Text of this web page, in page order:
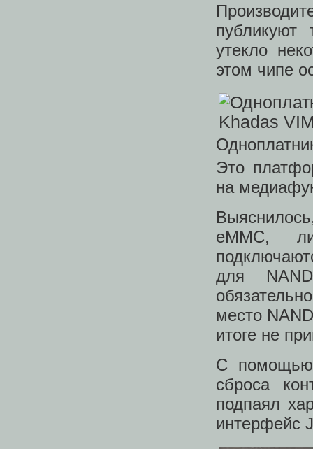
утекло
этом чипе
Это
на
eMMC,
для
место
итоге не
С помощью
сброса
подпаял
интерфейс